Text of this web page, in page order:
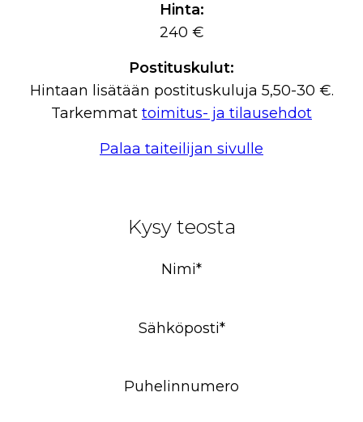
Hinta:
240 €
Postituskulut:
Hintaan lisätään postituskuluja 5,50-30 €.
Tarkemmat toimitus- ja tilausehdot
Palaa taiteilijan sivulle
Kysy teosta
Nimi*
Sähköposti*
Puhelinnumero